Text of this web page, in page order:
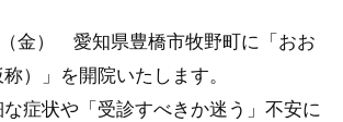
金） 愛知県豊橋市牧野町に「おお
）」を開院いたします。
症状や「受診すべきか迷う」不安に